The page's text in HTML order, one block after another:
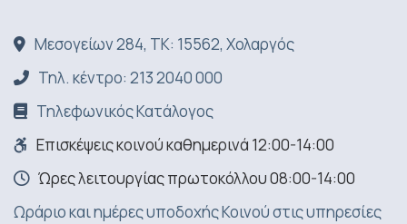
Μεσογείων 284, ΤΚ: 15562, Χολαργός
Τηλ. κέντρο: 213 2040 000
Τηλεφωνικός Κατάλογος
Επισκέψεις κοινού καθημερινά 12:00-14:00
Ώρες λειτουργίας πρωτοκόλλου 08:00-14:00
Ωράριο και ημέρες υποδοχής Κοινού στις υπηρεσίες